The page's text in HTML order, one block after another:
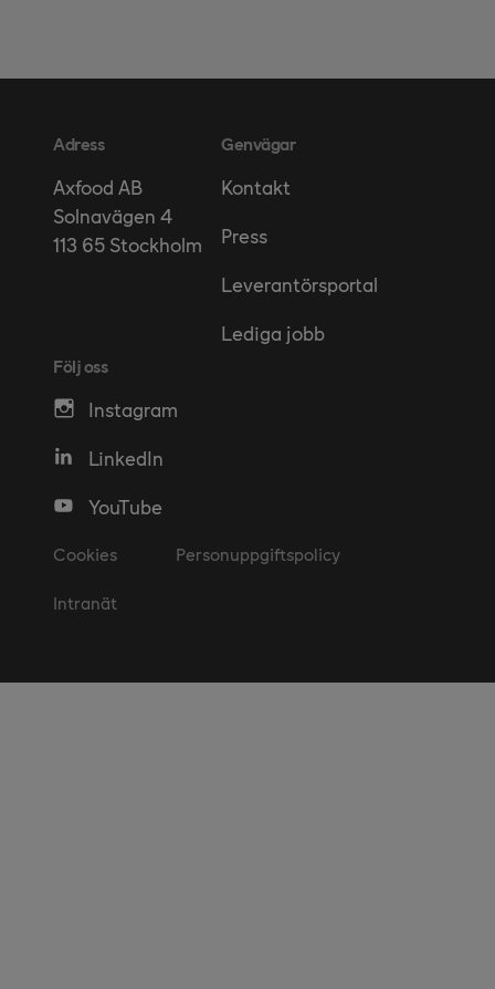
Adress
Axfood AB
Solnavägen 4
113 65 Stockholm
Genvägar
Kontakt
Press
Leverantörsportal
Lediga jobb
Följ oss
Instagram
LinkedIn
YouTube
Cookies Personuppgiftspolicy
Intranät